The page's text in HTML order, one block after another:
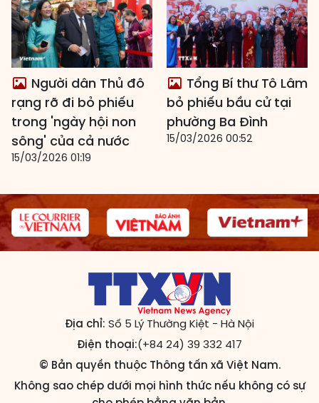
Người dân Thủ đô
rạng rỡ đi bỏ phiếu
trong 'ngày hội non
sông' của cả nước
15/03/2026 01:19
Tổng Bí thư Tô Lâm
bỏ phiếu bầu cử tại
phường Ba Đình
15/03/2026 00:52
Địa chỉ: Số 5 Lý Thường Kiệt - Hà Nội
Điện thoại:(+84 24) 39 332 417
© Bản quyền thuộc Thông tấn xã Việt Nam.
Không sao chép dưới mọi hình thức nếu không có sự